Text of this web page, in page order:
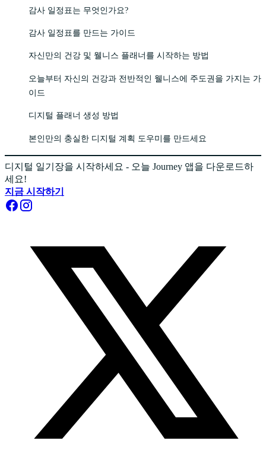
감사 일정표는 무엇인가요?
감사 일정표를 만드는 가이드
자신만의 건강 및 웰니스 플래너를 시작하는 방법
오늘부터 자신의 건강과 전반적인 웰니스에 주도권을 가지는 가
이드
디지털 플래너 생성 방법
본인만의 충실한 디지털 계획 도우미를 만드세요
디지털 일기장을 시작하세요 - 오늘 Journey 앱을 다운로드하
세요!
지금 시작하기